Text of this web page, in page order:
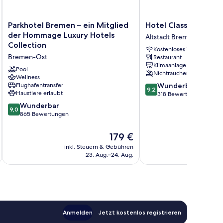
Parkhotel
Bremen
–
ein
Mitglied
der
Hommage
Luxury
Hotels
Collection
Bremen-
Parkhotel Bremen – ein Mitglied
der Hommage Luxury Hotels
Collection
Bremen-Ost
Pool
Wellness
Flughafentransfer
Haustiere erlaubt
9.0
von
9,0 Wunderbar
865 Bewertungen
Der
Preis
beträgt
179 €
inkl. Steuern & Gebühren
23. Aug.–24. Aug.
Hotel
Classico
Altstadt
Bremen
Hotel Classico
Altstadt Bremen
Kostenloses WLAN
Restaurant
Klimaanlage
Nichtraucher
9.2
von
9,2 Wunderbar
318 Bewertungen
Anmelden Jetzt kostenlos registrieren